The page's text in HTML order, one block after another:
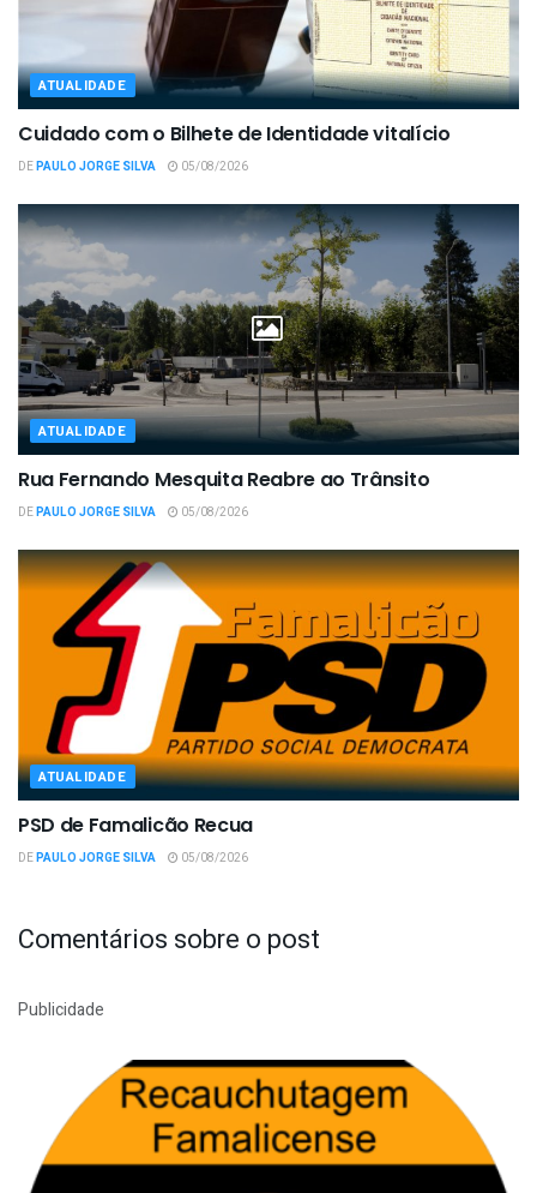
ATUALIDADE
Cuidado com o Bilhete de Identidade vitalício
DEPAULO JORGE SILVA 05/08/2026
ATUALIDADE
Rua Fernando Mesquita Reabre ao Trânsito
DEPAULO JORGE SILVA 05/08/2026
ATUALIDADE
PSD de Famalicão Recua
DEPAULO JORGE SILVA 05/08/2026
Comentários sobre o post
Publicidade